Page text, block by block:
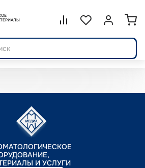
Сравнение.
СписокВойти или
И УСЛУГИ